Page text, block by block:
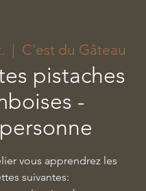
  |
C'est du Gâteau
pistaches
-
vous apprendrez les
suivantes: